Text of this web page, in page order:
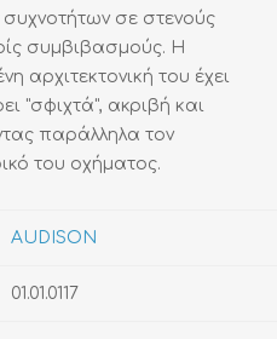
σε στενούς
συμβιβασμούς. Η
αρχιτεκτονική του έχει
"σφιχτά", ακριβή και
παράλληλα τον
του οχήματος.
AUDISON
01.01.0117